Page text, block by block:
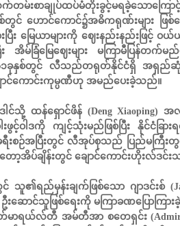
မ်းစာချုပ်ထပ်မံတိုးခွင့်မရခဲ့သောက
ဟောင်ကောင်၌အဓိကရုဏ်းများ ဖြစ်
သွားပြီး မြေယာများကို ဈေးနည်းနည်း
မ်ခြံမြေဈေးများ မကြာမီပြန်တက်မ
တွင် လီသည်တရုတ်နိုင်ငံရှိ အရှည်ဆုံးမြစ်
ာင်ကောင်းကုမ္ပဏီဟု အမည်ပေးခဲ့သည်။
င်သို့ ထန်ရှောင်ဖိန် (Deng Xiaoping) အ
ဒကို ကျင့်သုံးမည်ဖြစ်ပြီး နိုင်ငံခြားရ
ရီးစဉ်အပြီးတွင် လီအုပ်စုသည် ပြည်မကြီးတွ
အိပ်ချိန်းတွင် ချောင်ကောင်းဟိုးလ်ဒင်း
မှန်းချက်ဖြစ်သော ဂျာဒင်းစ်
ဦးဆောင်သူဖြစ်ရေးကို မကြာခဏပြောကြ
ာရယ်လ်တီ အမ်တီအာ စတေရှင်း